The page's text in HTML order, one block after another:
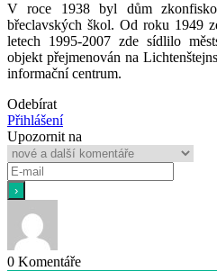
V roce 1938 byl dům
břeclavských škol. Od roku 1949
letech 1995-2007 zde sídlilo
objekt přejmenován na
informační centrum.
Odebírat
Přihlášení
Upozornit na
0 Komentáře